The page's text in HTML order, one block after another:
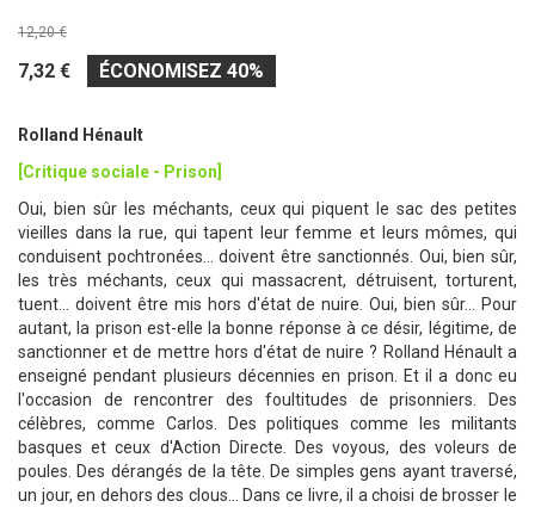
12,20 €
7,32 € ÉCONOMISEZ 40%
Rolland Hénault
[Critique sociale - Prison]
Oui, bien sûr les méchants, ceux qui piquent le sac des petites
vieilles dans la rue, qui tapent leur femme et leurs mômes, qui
conduisent pochtronées... doivent être sanctionnés. Oui, bien sûr,
les très méchants, ceux qui massacrent, détruisent, torturent,
tuent... doivent être mis hors d'état de nuire. Oui, bien sûr... Pour
autant, la prison est-elle la bonne réponse à ce désir, légitime, de
sanctionner et de mettre hors d'état de nuire ? Rolland Hénault a
enseigné pendant plusieurs décennies en prison. Et il a donc eu
l'occasion de rencontrer des foultitudes de prisonniers. Des
célèbres, comme Carlos. Des politiques comme les militants
basques et ceux d'Action Directe. Des voyous, des voleurs de
poules. Des dérangés de la tête. De simples gens ayant traversé,
un jour, en dehors des clous... Dans ce livre, il a choisi de brosser le